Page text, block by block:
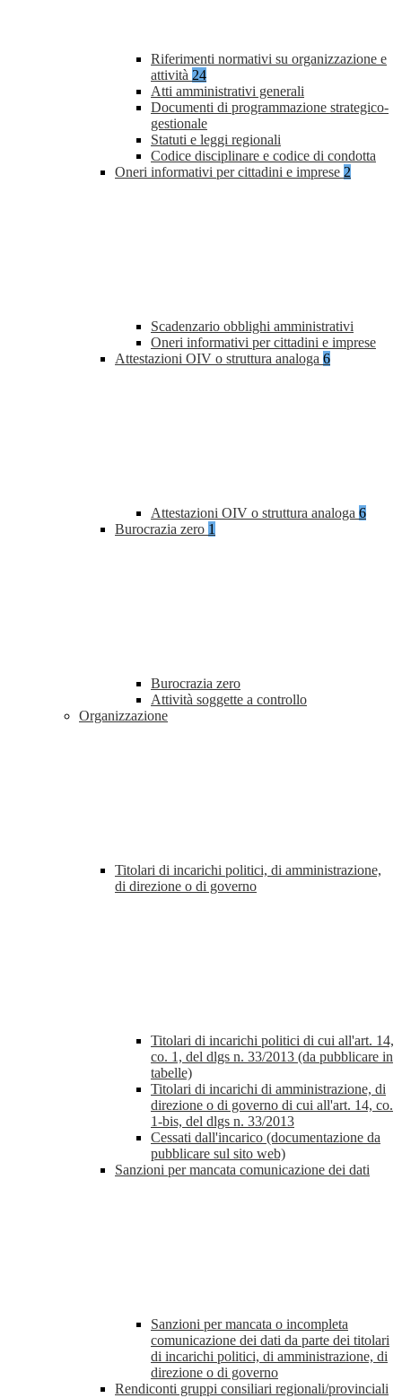
Riferimenti normativi su organizzazione e
attività 24
Atti amministrativi generali
Documenti di programmazione strategico-
gestionale
Statuti e leggi regionali
Codice disciplinare e codice di condotta
Oneri informativi per cittadini e imprese 2
Scadenzario obblighi amministrativi
Oneri informativi per cittadini e imprese
Attestazioni OIV o struttura analoga 6
Attestazioni OIV o struttura analoga 6
Burocrazia zero 1
Burocrazia zero
Attività soggette a controllo
Organizzazione
Titolari di incarichi politici, di amministrazione,
di direzione o di governo
Titolari di incarichi politici di cui all'art. 14,
co. 1, del dlgs n. 33/2013 (da pubblicare in
tabelle)
Titolari di incarichi di amministrazione, di
direzione o di governo di cui all'art. 14, co.
1-bis, del dlgs n. 33/2013
Cessati dall'incarico (documentazione da
pubblicare sul sito web)
Sanzioni per mancata comunicazione dei dati
Sanzioni per mancata o incompleta
comunicazione dei dati da parte dei titolari
di incarichi politici, di amministrazione, di
direzione o di governo
Rendiconti gruppi consiliari regionali/provinciali